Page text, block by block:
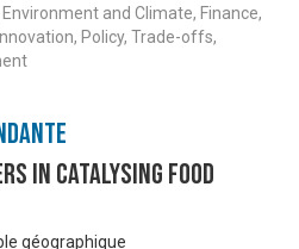
and Climate, Finance,
Policy, Trade-offs,
in Catalysing Food
géographique